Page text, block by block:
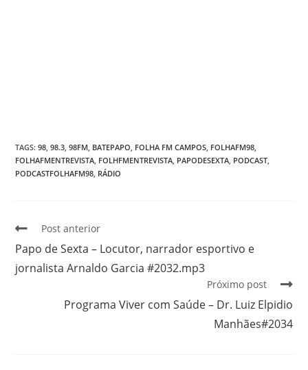
TAGS:98 98.3 98FM BATEPAPO FOLHA FM CAMPOS FOLHAFM98
FOLHAFMENTREVISTA FOLHFMENTREVISTA PAPODESEXTA PODCAST
PODCASTFOLHAFM98 RÁDIO
Post anterior
Papo de Sexta – Locutor, narrador esportivo e
jornalista Arnaldo Garcia #2032.mp3
Próximo post
Programa Viver com Saúde – Dr. Luiz Elpidio
Manhães#2034